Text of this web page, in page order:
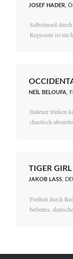
JOSEF HADER ,
Selbstmord durch
Regisseur ist ein
NEÏL BELOUFA ,
Italiener trinken
chaotisch-
TIGER GIRL
JAKOB LASS,
Freiheit durch
befreites,